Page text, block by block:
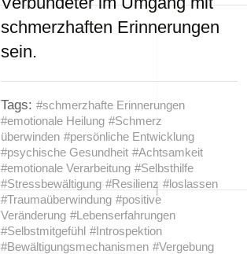
schmerzhaften Erinnerungen
sein.
Tags: #schmerzhafte Erinnerungen
#emotionale Heilung #Schmerz
überwinden #persönliche Entwicklung
#psychische Gesundheit #Achtsamkeit
#emotionale Verarbeitung #Selbsthilfe
#Stressbewältigung #Resilienz #loslassen
#Traumaüberwindung #positive
Veränderung #Lebenserfahrungen
#Selbstmitgefühl #Introspektion
#Bewältigungsmechanismen #Vergebung